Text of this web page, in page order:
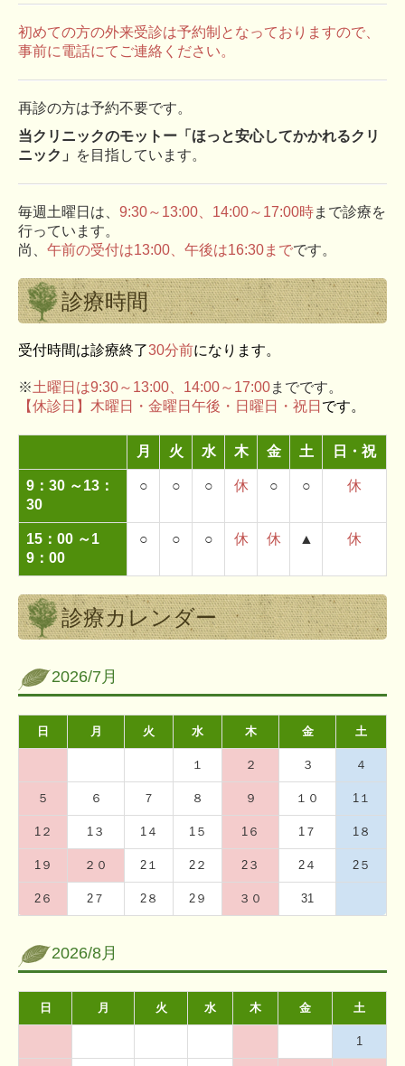
初めての方の外来受診は予約制となっておりますので、
事前に電話にてご連絡ください。
再診の方は予約不要です。
当クリニックのモットー「ほっと安心してかかれるクリ
ニック」
を目指しています。
毎週土曜日は、 9:30～13:00、14:00～17:00時まで診療を
行っています。
尚、 午前の受付は13:00、午後は16:30までです。
診療時間
受付時間は診療終了30分前になります。
※土曜日は9:30～13:00、14:00～17:00までです。
【休診日】木曜日・金曜日午後・日曜日・祝日 です。
月 火 水 木 金 土 日・祝
9：30 ～13：
30
○ ○ ○ 休 ○ ○ 休
15：00 ～1
9：00
○ ○ ○ 休 休 ▲ 休
診療カレンダー
2026/7月
日 月 火 水 木 金 土
１ ２ ３ ４
５ ６ ７ ８ ９ １０ 1１
1２ 1３ 1４ 1５ 1６ 1７ 1８
1９ ２０ 2１ 2２ 2３ 2４ 2５
2６ 2７ 2８ 2９ ３０ 31
2026/8月
日 月 火 水 木 金 土
1